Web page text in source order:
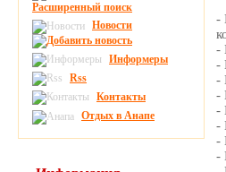
-
-
-
-
-
-
-
-
-
Расширенный поиск
Новости
Информеры
Rss
Контакты
Отдых в Анапе